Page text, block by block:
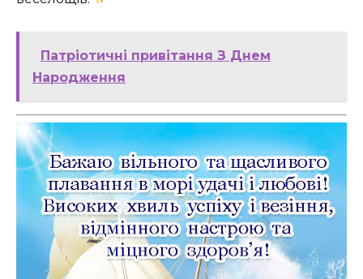
Патріотичні привітання З Днем
Народження